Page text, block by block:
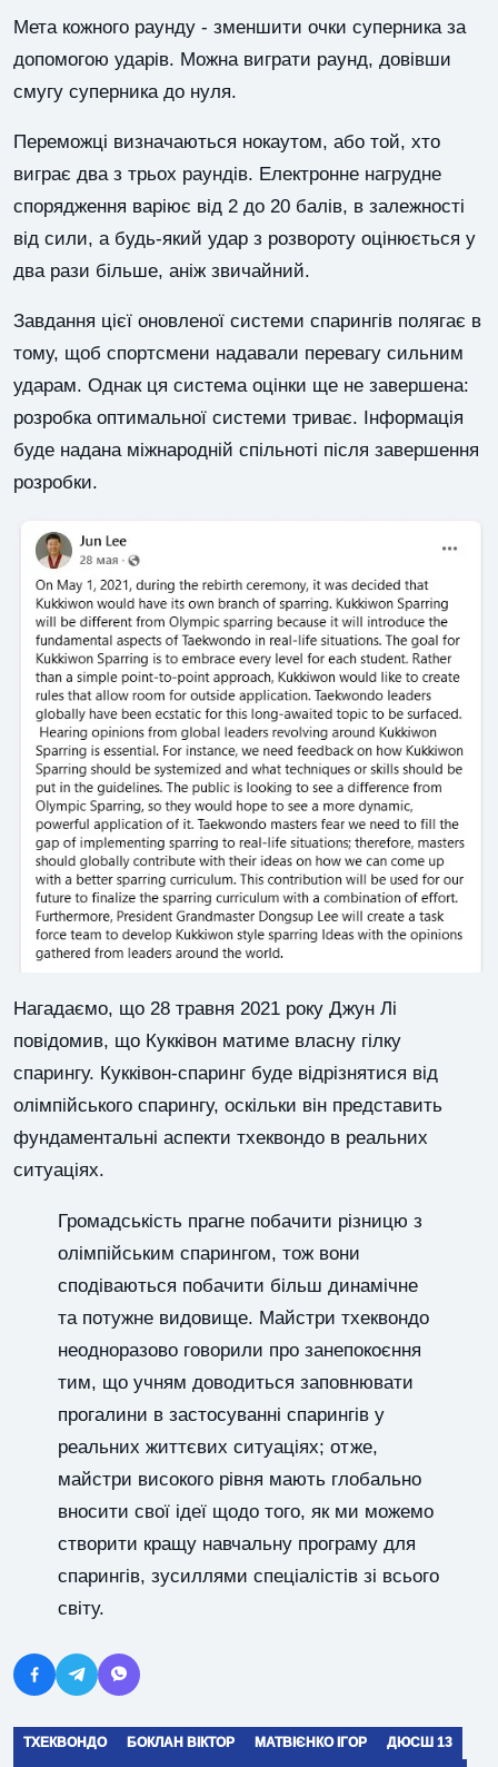
Мета кожного раунду - зменшити очки суперника за
допомогою ударів. Можна виграти раунд, довівши
смугу суперника до нуля.
Переможці визначаються нокаутом, або той, хто
виграє два з трьох раундів. Електронне нагрудне
спорядження варіює від 2 до 20 балів, в залежності
від сили, а будь-який удар з розвороту оцінюється у
два рази більше, аніж звичайний.
Завдання цієї оновленої системи спарингів полягає в
тому, щоб спортсмени надавали перевагу сильним
ударам. Однак ця система оцінки ще не завершена:
розробка оптимальної системи триває. Інформація
буде надана міжнародній спільноті після завершення
розробки.
Нагадаємо, що 28 травня 2021 року Джун Лі
повідомив, що Кукківон матиме власну гілку
спарингу. Кукківон-спаринг буде відрізнятися від
олімпійського спарингу, оскільки він представить
фундаментальні аспекти тхеквондо в реальних
ситуаціях.
Громадськість прагне побачити різницю з
олімпійським спарингом, тож вони
сподіваються побачити більш динамічне
та потужне видовище. Майстри тхеквондо
неодноразово говорили про занепокоєння
тим, що учням доводиться заповнювати
прогалини в застосуванні спарингів у
реальних життєвих ситуаціях; отже,
майстри високого рівня мають глобально
вносити свої ідеї щодо того, як ми можемо
створити кращу навчальну програму для
спарингів, зусиллями спеціалістів зі всього
світу.
ТХЕКВОНДО БОКЛАН ВІКТОР МАТВІЄНКО ІГОР ДЮСШ 13